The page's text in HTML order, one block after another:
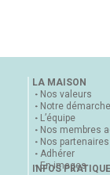
LA MAISON
Nos valeurs
Notre démarche
L’équipe
Nos membres
Nos partenaires
Adhérer
En images
INFOS